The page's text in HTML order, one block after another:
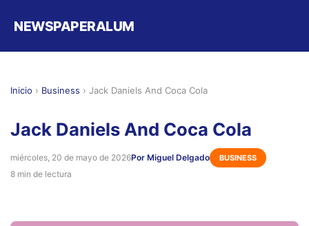
NEWSPAPERALUM
Inicio › Business › Jack Daniels And Coca Cola
Jack Daniels And Coca Cola
miércoles, 20 de mayo de 2026Por Miguel Delgado BUSINESS
8 min de lectura